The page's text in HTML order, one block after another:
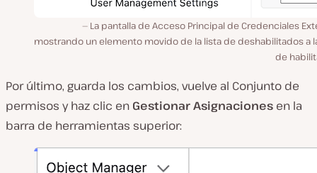
La pantalla de Acceso Principal de Credenciales
mostrando un elemento movido de la lista de deshabilitados a
de
Por último, guarda los cambios, vuelve al Conjunto de
permisos y haz clic en Gestionar Asignaciones en la
barra de herramientas superior: